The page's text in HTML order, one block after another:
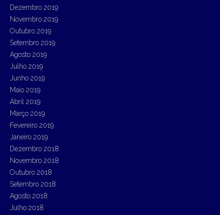
Dezembro 2019
Novembro 2019
Outubro 2019
Setembro 2019
Agosto 2019
Julho 2019
Junho 2019
Maio 2019
Abril 2019
Março 2019
Fevereiro 2019
Janeiro 2019
Dezembro 2018
Novembro 2018
Outubro 2018
Setembro 2018
Agosto 2018
Julho 2018